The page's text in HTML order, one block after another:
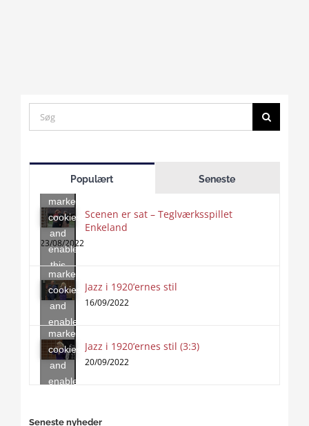
Search
for:
Populært Seneste
accept
marketing
cookies
and
enable
this
content
Scenen er sat – Teglværksspillet
Enkeland
23/08/2022
Click
to
marketing
cookies
and
enable
this
content
Jazz i 1920’ernes stil
16/09/2022
Click
to
accept
marketing
cookies
and
enable
Jazz i 1920’ernes stil (3:3)
20/09/2022
Seneste nyheder